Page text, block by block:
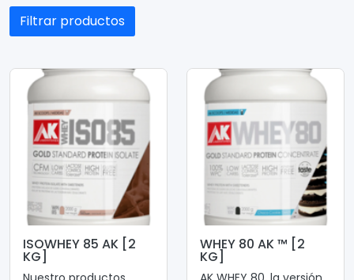
Filtrar productos
ISOWHEY 85 AK [2
KG]
WHEY 80 AK ™ [2
KG]